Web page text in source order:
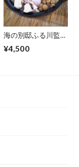
海の別邸ふる川監修
¥4,500